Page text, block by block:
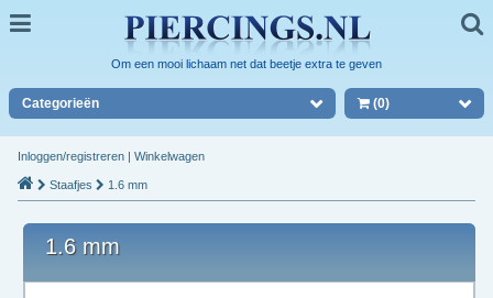
Om een mooi lichaam net dat beetje extra te geven
Categorieën (0)
Inloggen/registreren | Winkelwagen
Staafjes 1.6 mm
1.6 mm